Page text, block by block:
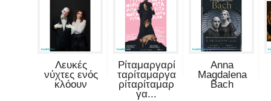
Λευκές
νύχτες ενός
κλόουν
Ρίταμαργαρί
ταρίταμαργα
ρίταρίταμαρ
γα...
Anna
Magdalena
Bach